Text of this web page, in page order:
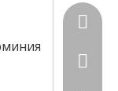
+86-